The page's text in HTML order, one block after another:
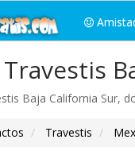
Baja California Sur,
Travestis